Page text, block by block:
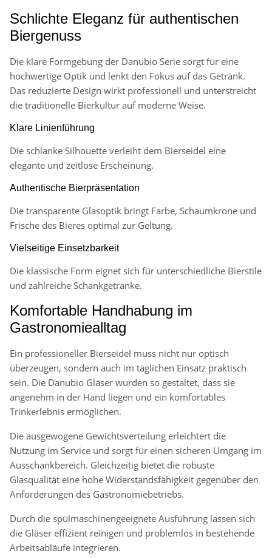
Schlichte Eleganz für authentischen
Biergenuss
Die klare Formgebung der Danubio Serie sorgt für eine
hochwertige Optik und lenkt den Fokus auf das Getränk.
Das reduzierte Design wirkt professionell und unterstreicht
die traditionelle Bierkultur auf moderne Weise.
Klare Linienführung
Die schlanke Silhouette verleiht dem Bierseidel eine
elegante und zeitlose Erscheinung.
Authentische Bierpräsentation
Die transparente Glasoptik bringt Farbe, Schaumkrone und
Frische des Bieres optimal zur Geltung.
Vielseitige Einsetzbarkeit
Die klassische Form eignet sich für unterschiedliche Bierstile
und zahlreiche Schankgetränke.
Komfortable Handhabung im
Gastronomiealltag
Ein professioneller Bierseidel muss nicht nur optisch
überzeugen, sondern auch im täglichen Einsatz praktisch
sein. Die Danubio Gläser wurden so gestaltet, dass sie
angenehm in der Hand liegen und ein komfortables
Trinkerlebnis ermöglichen.
Die ausgewogene Gewichtsverteilung erleichtert die
Nutzung im Service und sorgt für einen sicheren Umgang im
Ausschankbereich. Gleichzeitig bietet die robuste
Glasqualität eine hohe Widerstandsfähigkeit gegenüber den
Anforderungen des Gastronomiebetriebs.
Durch die spülmaschinengeeignete Ausführung lassen sich
die Gläser effizient reinigen und problemlos in bestehende
Arbeitsabläufe integrieren.